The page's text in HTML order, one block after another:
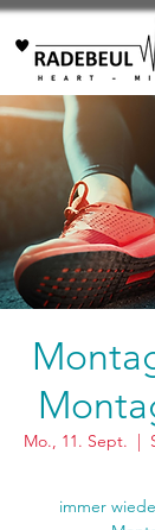
Mo., 11. Sept.
  |
immer